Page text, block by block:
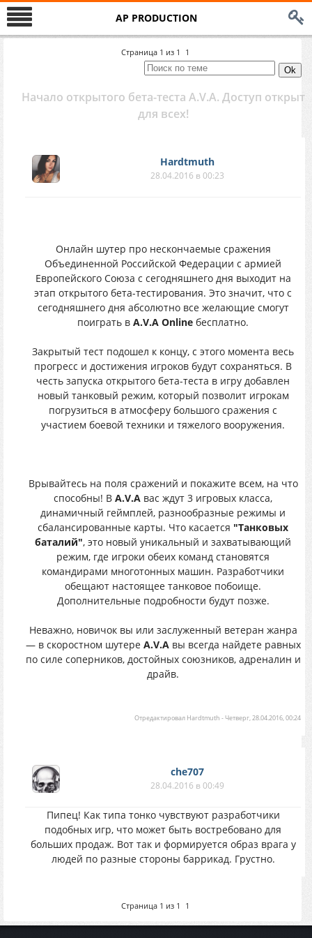
AP PRODUCTION
Страница 1 из 1 1
Начало открытого бета-теста A.V.A. Доступ открыт
для всех!
Hardtmuth
28.04.2016 в 00:23
Онлайн шутер про нескончаемые сражения
Объединенной Российской Федерации с армией
Европейского Союза с сегодняшнего дня выходит на
этап открытого бета-тестирования. Это значит, что с
сегодняшнего дня абсолютно все желающие смогут
поиграть в A.V.A Online бесплатно.
Закрытый тест подошел к концу, с этого момента весь
прогресс и достижения игроков будут сохраняться. В
честь запуска открытого бета-теста в игру добавлен
новый танковый режим, который позволит игрокам
погрузиться в атмосферу большого сражения с
участием боевой техники и тяжелого вооружения.
Врывайтесь на поля сражений и покажите всем, на что
способны! В A.V.A вас ждут 3 игровых класса,
динамичный геймплей, разнообразные режимы и
сбалансированные карты. Что касается "Танковых
баталий", это новый уникальный и захватывающий
режим, где игроки обеих команд становятся
командирами многотонных машин. Разработчики
обещают настоящее танковое побоище.
Дополнительные подробности будут позже.
Неважно, новичок вы или заслуженный ветеран жанра
— в скоростном шутере A.V.Aвы всегда найдете равных
по силе соперников, достойных союзников, адреналин и
драйв.
Отредактировал Hardtmuth -Четверг, 28.04.2016, 00:24
che707
28.04.2016 в 00:49
Пипец! Как типа тонко чувствуют разработчики
подобных игр, что может быть востребовано для
больших продаж. Вот так и формируется образ врага у
людей по разные стороны баррикад. Грустно.
Страница 1 из 1 1